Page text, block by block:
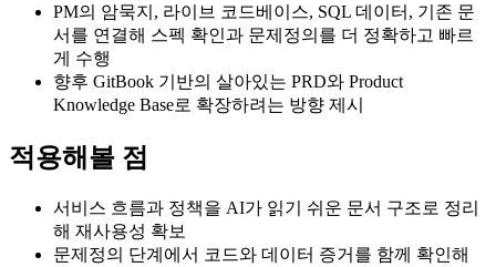
PM의 암묵지, 라이브 코드베이스, SQL 데이터, 기존 문
서를 연결해 스펙 확인과 문제정의를 더 정확하고 빠르
게 수행
향후 GitBook 기반의 살아있는 PRD와 Product
Knowledge Base로 확장하려는 방향 제시
적용해볼 점
서비스 흐름과 정책을 AI가 읽기 쉬운 문서 구조로 정리
해 재사용성 확보
문제정의 단계에서 코드와 데이터 증거를 함께 확인해